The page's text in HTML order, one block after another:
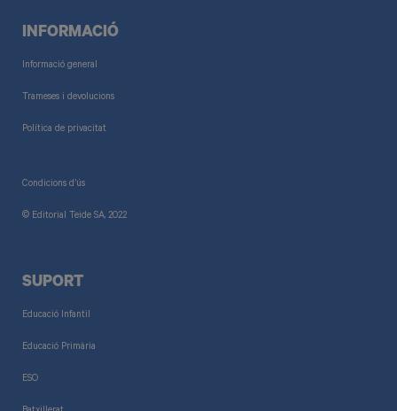
INFORMACIÓ
Informació general
Trameses i devolucions
Política de privacitat
Condicions d’ús
© Editorial Teide SA, 2022
SUPORT
Educació Infantil
Educació Primària
ESO